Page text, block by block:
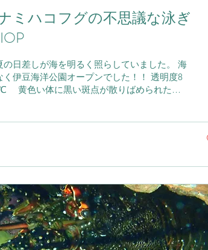
ミハコフグの不思議な泳ぎ
日差しが海を明るく照らしていました。 海
伊豆海洋公園オープンでした！！ 透明度8
色い体に黒い斑点が散りばめられた幼
つながり、鎧のような硬い殻を作っていま
す。 「体が硬いと泳ぎにくいのでは？」と
その代わり、小さな胸びれや背びれを細かく
するように器用に方向転換できます。岩の周
この独特な泳ぎ方だからこそ見られる光景で
海からやってきた季節来遊魚との出会いが増
て見られる種類や数が変わるため、...